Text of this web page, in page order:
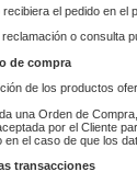
recibiera el pedido en
reclamación o consulta
de compra
de los productos
una Orden de
por el Cliente
en el caso de que los
transacciones